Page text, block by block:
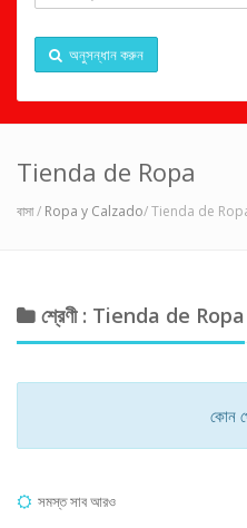
অনুসন্ধান করুন
Tienda de Ropa
বাসা/ Ropa y Calzado/ Tienda de
শ্রেণী : Tienda de Ropa
কোন
সমস্ত সাব আরও